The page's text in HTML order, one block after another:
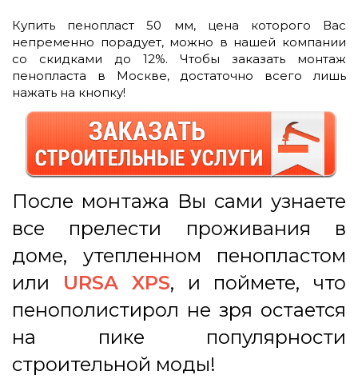
Купить пенопласт 50 мм, цена которого Вас
непременно порадует, можно в нашей компании
со скидками до 12%. Чтобы заказать монтаж
пенопласта в Москве, достаточно всего лишь
нажать на кнопку!
После монтажа Вы сами узнаете
все прелести проживания в
доме, утепленном пенопластом
или URSA XPS, и поймете, что
пенополистирол не зря остается
на пике популярности
строительной моды!